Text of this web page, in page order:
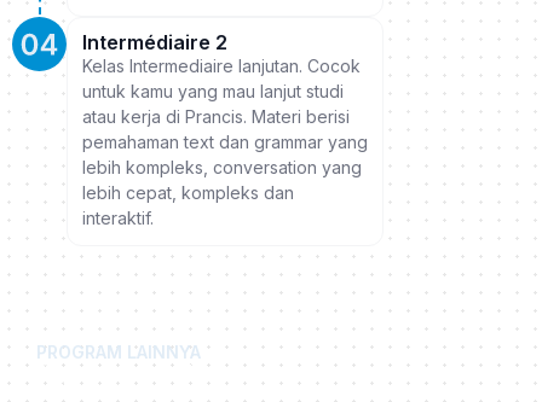
Intermédiaire 2
Kelas Intermediaire lanjutan. Cocok
untuk kamu yang mau lanjut studi
atau kerja di Prancis. Materi berisi
pemahaman text dan grammar yang
lebih kompleks, conversation yang
lebih cepat, kompleks dan
interaktif.
PROGRAM LAINNYA
Travel Conversation Class
(A1)